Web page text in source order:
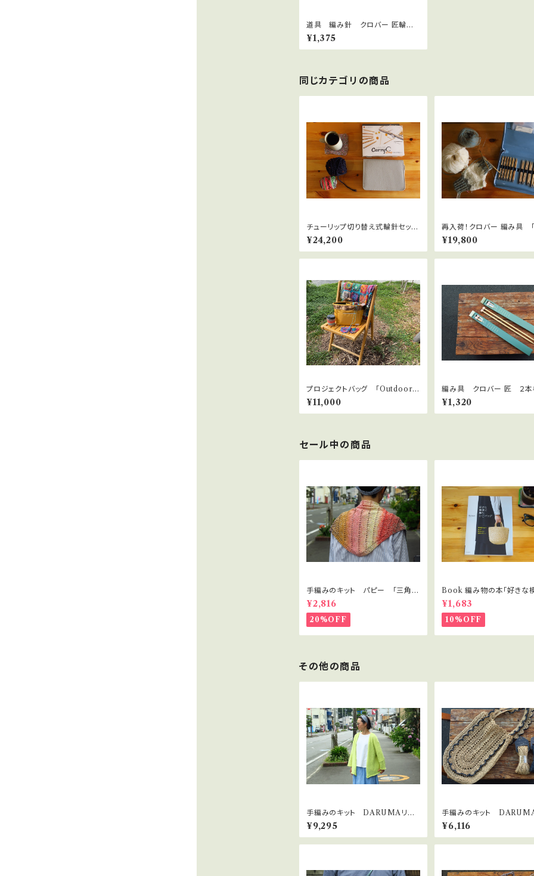
道具 編み針 クロバー 匠輪針S
80cm 3〜5号
¥1,375
同じカテゴリの商品
チューリップ切り替え式輪針セット
Carry C Long （キャリーシー・
ロング）
¥24,200
再入荷！クロバー 編み具
針セット〈コンボ・ロング〉
¥19,800
プロジェクトバッグ 「Outdoor
Project Bag」 〜いつでもどこで
も編み物を楽しもう〜
¥11,000
編み具 クロバー 匠 ２
超極太用7mm、8mm、
¥1,320
セール中の商品
手編みのキット パピー 「三角ス
トール」クアトロディグレイド
¥2,816
20%OFF
Book 編み物の本「好きな
編むかごバッグ」
¥1,683
10%OFF
その他の商品
手編みのキット DARUMAリネ
ンウールアルパカ「フロントリボン
カーディガン」
¥9,295
手編みのキット DARUMA
ルメッシュバッグ」
¥6,116